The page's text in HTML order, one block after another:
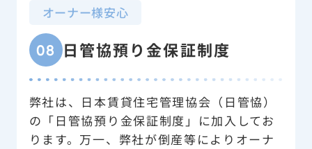
オーナー様安心
08 日管協預り金保証制度
弊社は、日本賃貸住宅管理協会（日管恊）
の「日管協預り金保証制度」に加入してお
ります。万一、弊社が倒産等によりオーナ